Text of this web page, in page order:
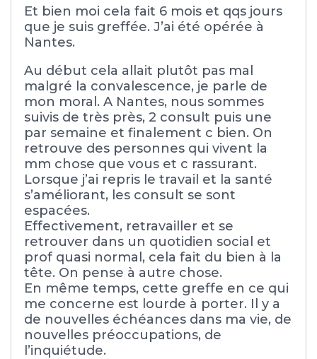
Et bien moi cela fait 6 mois et qqs jours
que je suis greffée. J’ai été opérée à
Nantes.
Au début cela allait plutôt pas mal
malgré la convalescence, je parle de
mon moral. A Nantes, nous sommes
suivis de très près, 2 consult puis une
par semaine et finalement c bien. On
retrouve des personnes qui vivent la
mm chose que vous et c rassurant.
Lorsque j’ai repris le travail et la santé
s’améliorant, les consult se sont
espacées.
Effectivement, retravailler et se
retrouver dans un quotidien social et
prof quasi normal, cela fait du bien à la
tête. On pense à autre chose.
En même temps, cette greffe en ce qui
me concerne est lourde à porter. Il y a
de nouvelles échéances dans ma vie, de
nouvelles préoccupations, de
l’inquiétude.